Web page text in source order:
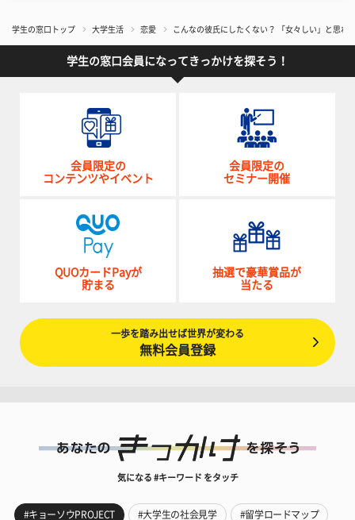
学生の窓口トップ 大学生活 恋愛 こんなの彼氏にしたくない？ 「女々しい」と思わ
学生の窓口会員になってきっかけを探そう！
会員限定の
コンテンツやイベント
会員限定の
セミナー開催
QUOカードPayが
貯まる
抽選で豪華賞品が
当たる
一歩を踏み出せば世界が変わる
無料会員登録
気になる #キーワード をタッチ
#キョーソウPROJECT #大学生の社会見学 #留学ロードマップ